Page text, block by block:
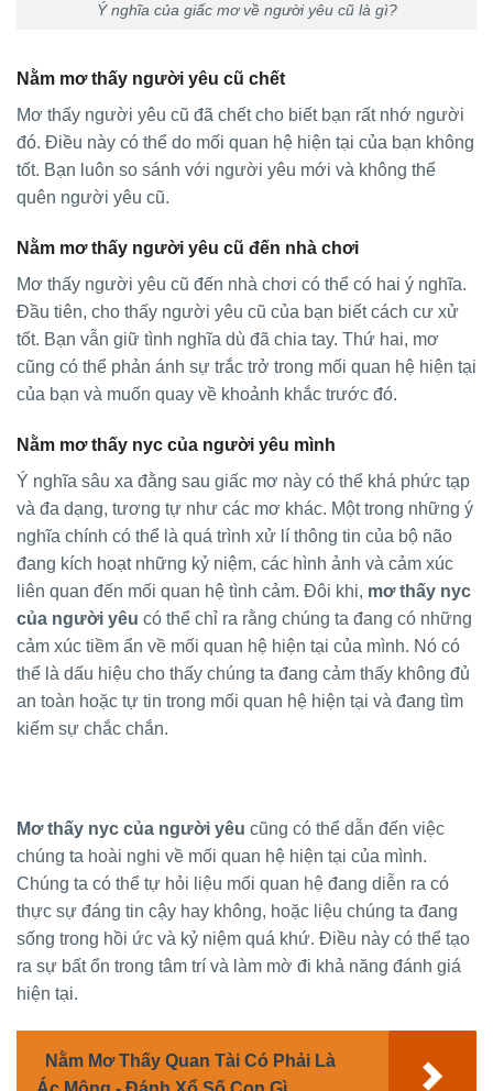
Ý nghĩa của giấc mơ về người yêu cũ là gì?
Nằm mơ thấy người yêu cũ chết
Mơ thấy người yêu cũ đã chết cho biết bạn rất nhớ người
đó. Điều này có thể do mối quan hệ hiện tại của bạn không
tốt. Bạn luôn so sánh với người yêu mới và không thể
quên người yêu cũ.
Nằm mơ thấy người yêu cũ đến nhà chơi
Mơ thấy người yêu cũ đến nhà chơi có thể có hai ý nghĩa.
Đầu tiên, cho thấy người yêu cũ của bạn biết cách cư xử
tốt. Bạn vẫn giữ tình nghĩa dù đã chia tay. Thứ hai, mơ
cũng có thể phản ánh sự trắc trở trong mối quan hệ hiện tại
của bạn và muốn quay về khoảnh khắc trước đó.
Nằm mơ thấy nyc của người yêu mình
Ý nghĩa sâu xa đằng sau giấc mơ này có thể khá phức tạp
và đa dạng, tương tự như các mơ khác. Một trong những ý
nghĩa chính có thể là quá trình xử lí thông tin của bộ não
đang kích hoạt những kỷ niệm, các hình ảnh và cảm xúc
liên quan đến mối quan hệ tình cảm. Đôi khi, mơ thấy nyc
của người yêu có thể chỉ ra rằng chúng ta đang có những
cảm xúc tiềm ẩn về mối quan hệ hiện tại của mình. Nó có
thể là dấu hiệu cho thấy chúng ta đang cảm thấy không đủ
an toàn hoặc tự tin trong mối quan hệ hiện tại và đang tìm
kiếm sự chắc chắn.
Mơ thấy nyc của người yêu cũng có thể dẫn đến việc
chúng ta hoài nghi về mối quan hệ hiện tại của mình.
Chúng ta có thể tự hỏi liệu mối quan hệ đang diễn ra có
thực sự đáng tin cậy hay không, hoặc liệu chúng ta đang
sống trong hồi ức và kỷ niệm quá khứ. Điều này có thể tạo
ra sự bất ổn trong tâm trí và làm mờ đi khả năng đánh giá
hiện tại.
Nằm Mơ Thấy Quan Tài Có Phải Là